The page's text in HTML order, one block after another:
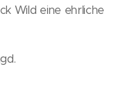
Wild eine ehrliche